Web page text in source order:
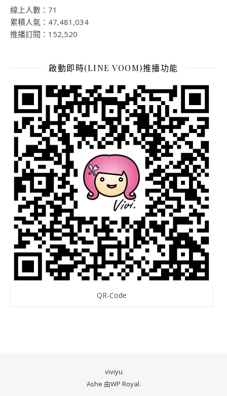
線上人數：71
累積人氣：47,481,034
推播訂閱：152,520
啟動即時(LINE VOOM)推播功能
QR-Code
viviyu
Ashe 由WP Royal.